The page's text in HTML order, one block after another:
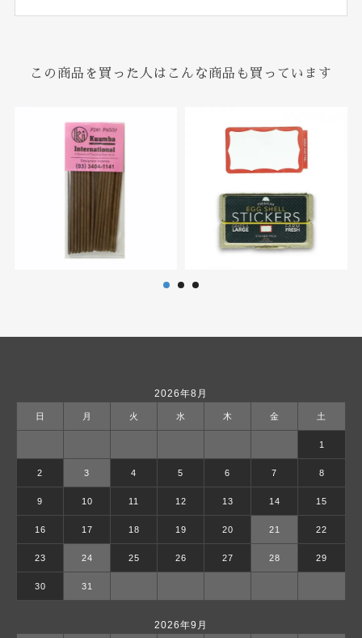
この商品を買った人はこんな商品も買っています
2026年8月
日 月 火 水 木 金 土
1
2 3 4 5 6 7 8
9 10 11 12 13 14 15
16 17 18 19 20 21 22
23 24 25 26 27 28 29
30 31
2026年9月